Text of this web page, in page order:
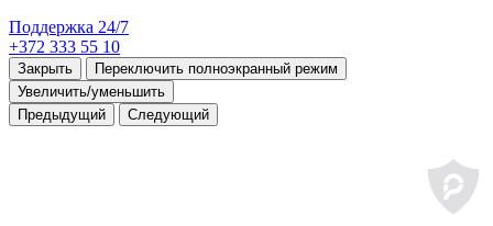
Поддержка 24/7
+372 333 55 10
Закрыть
Переключить полноэкранный режим
Увеличить/уменьшить
Предыдущий
Следующий